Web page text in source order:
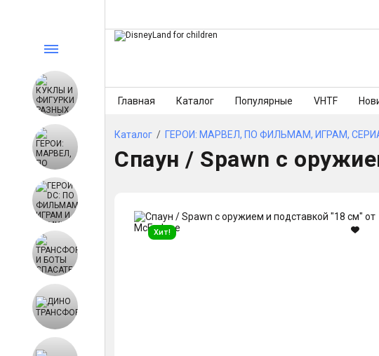
Главная Каталог Популярные VHTF
Каталог / ГЕРОИ: МАРВЕЛ, ПО ФИЛЬМАМ, ИГРАМ,
Спаун / Spawn с
Хит!